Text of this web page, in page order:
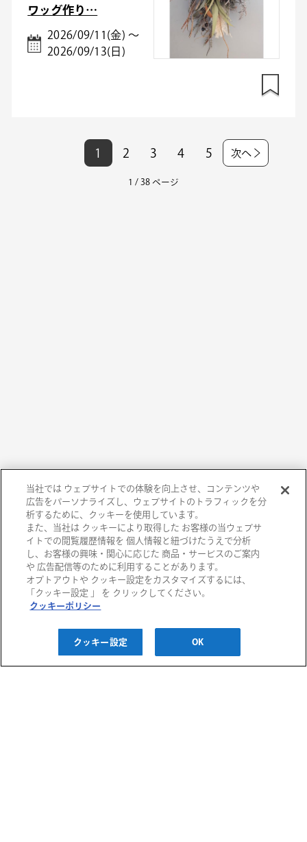
ワッグ作り…
2026/09/11(金) ～
2026/09/13(日)
1 2 3 4 5 次へ
1 / 38 ページ
阪急百貨店
阪急メンズ大阪 神戸阪急
阪神百貨店
阪神梅田本店 阪神・にしのみや
当社では ウェブサイトでの体験を向上させ、コンテンツや
広告をパーソナライズし、ウェブサイトのトラフィックを分
析するために、クッキーを使用しています。
また、当社は クッキーにより取得した お客様の当ウェブサ
イトでの閲覧履歴情報を 個人情報と紐づけたうえで分析
し、お客様の興味・関心に応じた 商品・サービスのご案内
や 広告配信等のために利用することがあります。
オプトアウトや クッキー設定をカスタマイズするには、
「クッキー設定 」 を クリックしてください。
クッキーポリシー
クッキー設定 OK